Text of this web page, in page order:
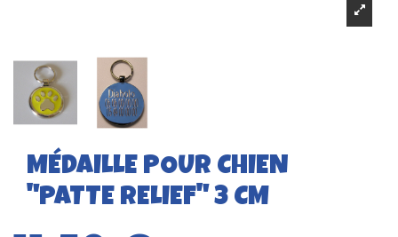
MÉDAILLE POUR CHIEN
"PATTE RELIEF" 3 CM